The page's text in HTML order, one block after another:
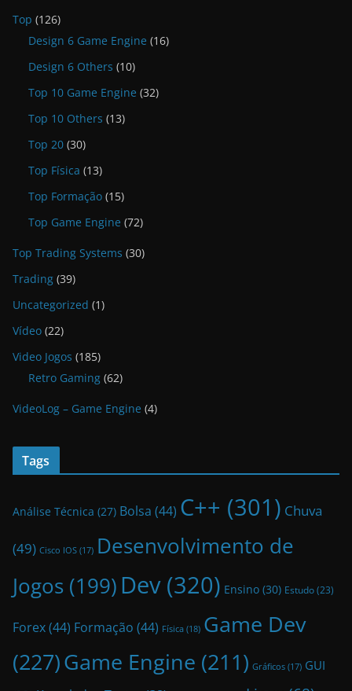
Top (126)
Design 6 Game Engine (16)
Design 6 Others (10)
Top 10 Game Engine (32)
Top 10 Others (13)
Top 20 (30)
Top Física (13)
Top Formação (15)
Top Game Engine (72)
Top Trading Systems (30)
Trading (39)
Uncategorized (1)
Vídeo (22)
Video Jogos (185)
Retro Gaming (62)
VideoLog – Game Engine (4)
Tags
Análise Técnica (27) Bolsa (44) C++ (301) Chuva
(49) Cisco IOS (17) Desenvolvimento de
Jogos (199)Dev(320) Ensino (30) Estudo(23)
Forex(44) Formação (44) Física (18) Game Dev
(227)Game Engine (211) Gráficos (17) GUI